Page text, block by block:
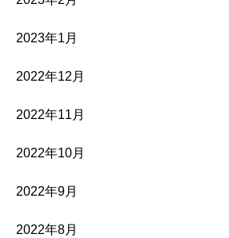
2023年1月
2022年12月
2022年11月
2022年10月
2022年9月
2022年8月